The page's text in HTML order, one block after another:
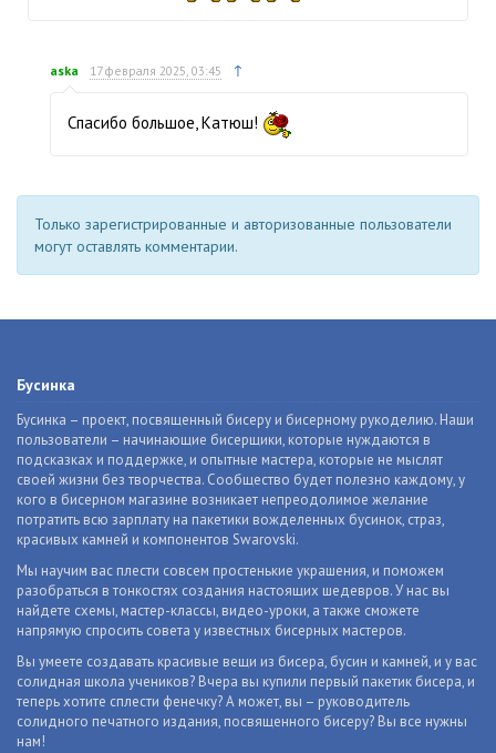
aska 17 февраля 2025, 03:45 ↑
Спасибо большое, Катюш!
Только зарегистрированные и авторизованные пользователи
могут оставлять комментарии.
Бусинка
Бусинка – проект, посвященный бисеру и бисерному рукоделию. Наши
пользователи – начинающие бисерщики, которые нуждаются в
подсказках и поддержке, и опытные мастера, которые не мыслят
своей жизни без творчества. Сообщество будет полезно каждому, у
кого в бисерном магазине возникает непреодолимое желание
потратить всю зарплату на пакетики вожделенных бусинок, страз,
красивых камней и компонентов Swarovski.
Мы научим вас плести совсем простенькие украшения, и поможем
разобраться в тонкостях создания настоящих шедевров. У нас вы
найдете схемы, мастер-классы, видео-уроки, а также сможете
напрямую спросить совета у известных бисерных мастеров.
Вы умеете создавать красивые вещи из бисера, бусин и камней, и у вас
солидная школа учеников? Вчера вы купили первый пакетик бисера, и
теперь хотите сплести фенечку? А может, вы – руководитель
солидного печатного издания, посвященного бисеру? Вы все нужны
нам!